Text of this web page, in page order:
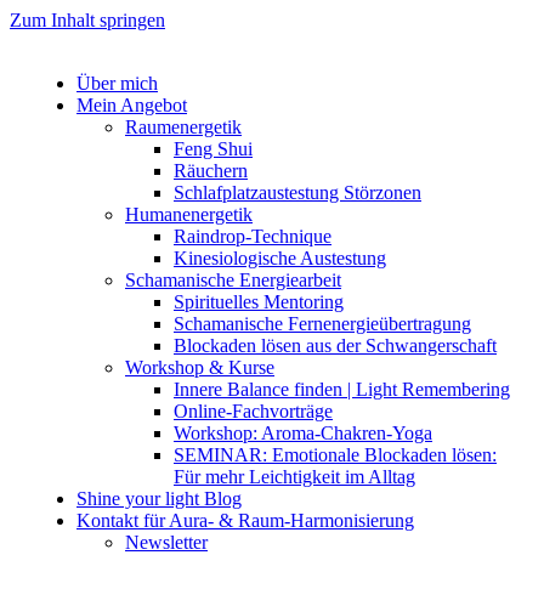
Zum Inhalt springen
Über mich
Mein Angebot
Raumenergetik
Feng Shui
Räuchern
Schlafplatzaustestung Störzonen
Humanenergetik
Raindrop-Technique
Kinesiologische Austestung
Schamanische Energiearbeit
Spirituelles Mentoring
Schamanische Fernenergieübertragung
Blockaden lösen aus der Schwangerschaft
Workshop & Kurse
Innere Balance finden | Light Remembering
Online-Fachvorträge
Workshop: Aroma-Chakren-Yoga
SEMINAR: Emotionale Blockaden lösen:
Für mehr Leichtigkeit im Alltag
Shine your light Blog
Kontakt für Aura- & Raum-Harmonisierung
Newsletter